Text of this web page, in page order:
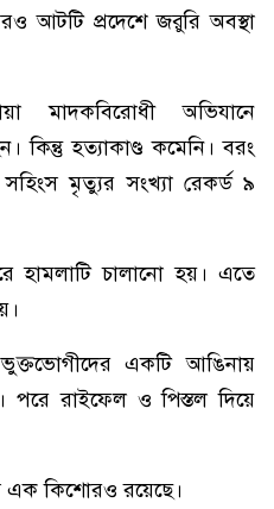
আটটি প্রদেশে জরুরি অবস্থা
মাদকবিরোধী অভিযানে
কিন্তু হত্যাকাণ্ড কমেনি। বরং
মৃত্যুর সংখ্যা রেকর্ড ৯
হামলাটি চালানো হয়। এতে
একটি আঙিনায়
পরে রাইফেল ও পিস্তল দিয়ে
এক কিশোরও রয়েছে।